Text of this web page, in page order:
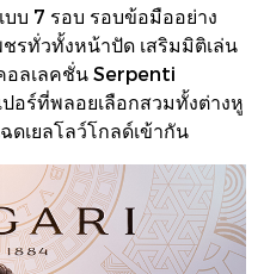
บ 7 รอบ รอบข้อมืออย่าง
รทั่วทั้งหน้าปัด เสริมมิติเล่น
อลเลคชั่น Serpenti
อร์ที่พลอยเลือกสวมทั้งต่างหู
ดเยลโลว์โกลด์เข้ากัน